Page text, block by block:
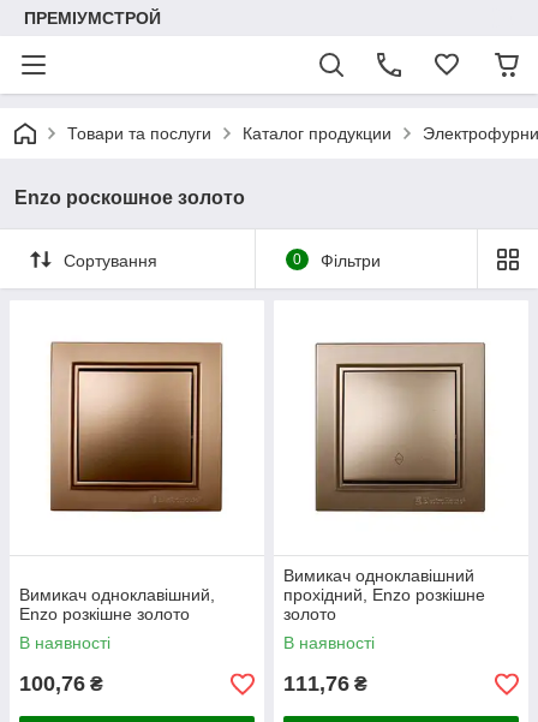
ПРЕМІУМСТРОЙ
Товари та послуги Каталог продукции
Enzo роскошное золото
Сортування 0 Фільтри
Вимикач одноклавішний,
Enzo розкішне золото
В наявності
100,76 ₴
Вимикач одноклавішний
прохідний, Enzo розкішне
золото
В наявності
111,76 ₴